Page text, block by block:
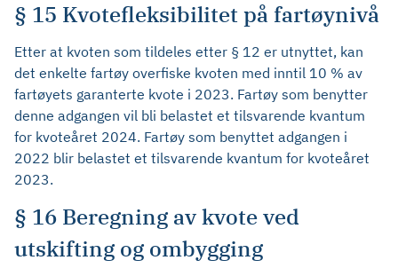
§ 15 Kvotefleksibilitet på fartøynivå
Etter at kvoten som tildeles etter § 12 er utnyttet, kan
det enkelte fartøy overfiske kvoten med inntil 10 % av
fartøyets garanterte kvote i 2023. Fartøy som benytter
denne adgangen vil bli belastet et tilsvarende kvantum
for kvoteåret 2024. Fartøy som benyttet adgangen i
2022 blir belastet et tilsvarende kvantum for kvoteåret
2023.
§ 16 Beregning av kvote ved
utskifting og ombygging